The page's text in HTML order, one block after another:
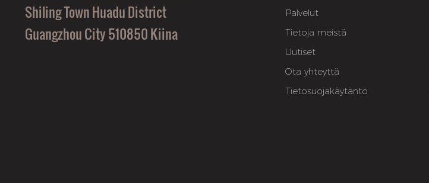
Shiling Town Huadu District
Guangzhou City 510850 Kiina
Palvelut
Tietoja meistä
Uutiset
Ota yhteyttä
Tietosuojakäytäntö